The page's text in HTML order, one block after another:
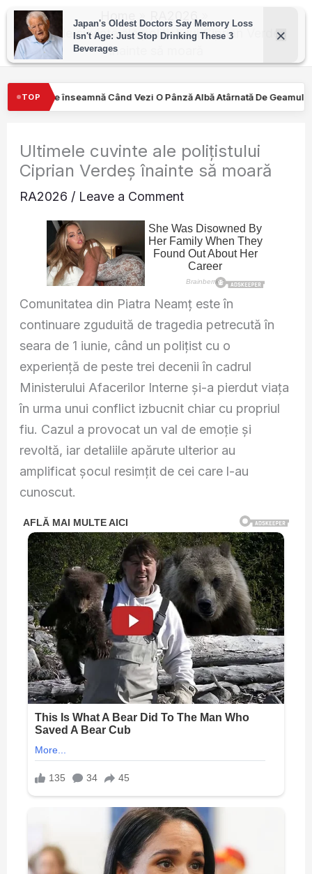
Skip
content
Ultimele cuvinte ale polițistului Ciprian Verdeș
înainte să moară
TOP
O Pânză Albă Atârnată De Geamul Unei Mașini. Semnalul…
Ultimele cuvinte ale polițistului
Ciprian Verdeș înainte să moară
RA2026 / Leave a Comment
Comunitatea din Piatra Neamț este în
continuare zguduită de tragedia petrecută în
seara de 1 iunie, când un polițist cu o
experiență de peste trei decenii în cadrul
Ministerului Afacerilor Interne și-a pierdut viața
în urma unui conflict izbucnit chiar cu propriul
fiu. Cazul a provocat un val de emoție și
revoltă, iar detaliile apărute ulterior au
amplificat șocul resimțit de cei care l-au
cunoscut.